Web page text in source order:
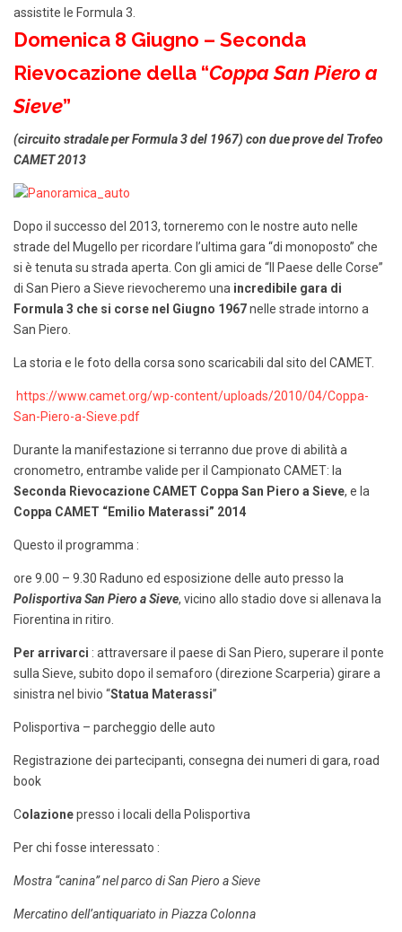
assistite le Formula 3.
Domenica 8 Giugno – Seconda
Rievocazione della “Coppa San Piero a
Sieve”
(circuito stradale per Formula 3 del 1967) con due prove del Trofeo
CAMET 2013
Dopo il successo del 2013, torneremo con le nostre auto nelle
strade del Mugello per ricordare l’ultima gara “di monoposto” che
si è tenuta su strada aperta. Con gli amici de “ll Paese delle Corse”
di San Piero a Sieve rievocheremo una incredibile gara di
Formula 3 che si corse nel Giugno 1967nelle strade intorno a
San Piero.
La storia e le foto della corsa sono scaricabili dal sito del CAMET.
https://www.camet.org/wp-content/uploads/2010/04/Coppa-
San-Piero-a-Sieve.pdf
Durante la manifestazione si terranno due prove di abilità a
cronometro, entrambe valide per il Campionato CAMET: la
Seconda Rievocazione CAMET Coppa San Piero a Sieve, e la
Coppa CAMET “Emilio Materassi” 2014
Questo il programma :
ore 9.00 – 9.30 Raduno ed esposizione delle auto presso la
Polisportiva San Piero a Sieve, vicino allo stadio dove si allenava la
Fiorentina in ritiro.
Per arrivarci : attraversare il paese di San Piero, superare il ponte
sulla Sieve, subito dopo il semaforo (direzione Scarperia) girare a
sinistra nel bivio “Statua Materassi”
Polisportiva – parcheggio delle auto
Registrazione dei partecipanti, consegna dei numeri di gara, road
book
Colazionepresso i locali della Polisportiva
Per chi fosse interessato :
Mostra “canina” nel parco di San Piero a Sieve
Mercatino dell’antiquariato in Piazza Colonna